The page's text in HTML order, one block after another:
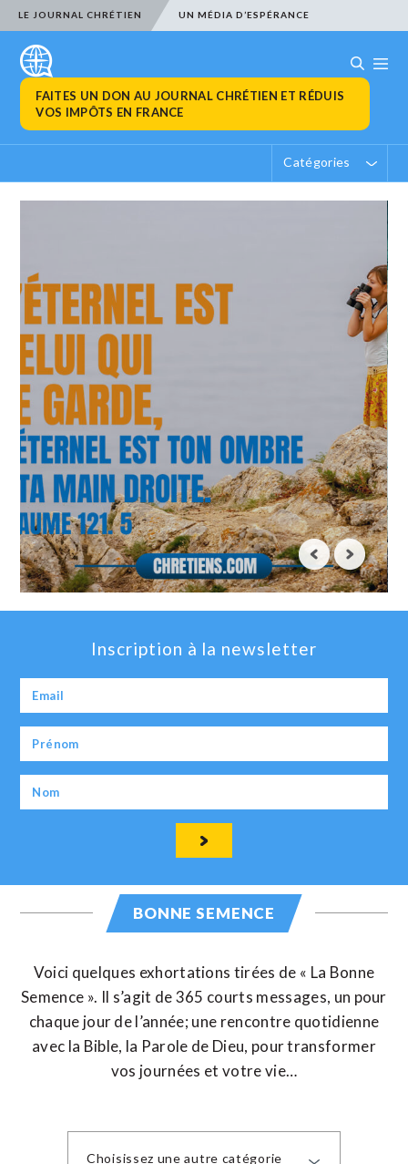
LE JOURNAL CHRÉTIEN UN MÉDIA D’ESPÉRANCE
FAITES UN DON AU JOURNAL CHRÉTIEN ET RÉDUIS
VOS IMPÔTS EN FRANCE
Catégories
Inscription à la newsletter
BONNE SEMENCE
Voici quelques exhortations tirées de « La Bonne
Semence ». Il s’agit de 365 courts messages, un pour
chaque jour de l’année; une rencontre quotidienne
avec la Bible, la Parole de Dieu, pour transformer
vos journées et votre vie…
Choisissez une autre catégorie